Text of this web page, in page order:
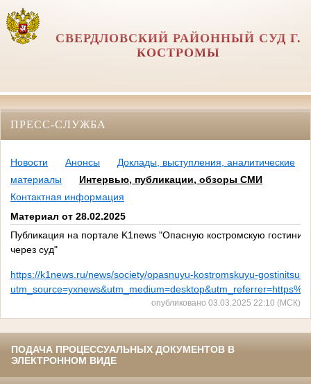
СВЕРДЛОВСКИЙ РАЙОННЫЙ СУД Г.
КОСТРОМЫ
ПРЕСС-СЛУЖБА
Новости Анонсы
Доклады, выступления, аналитические
материалы
Интервью, публикации, обзоры СМИ
Контактная информация
Материал от 28.02.2025
Публикация на портале K1news "Опасную костромскую
через суд"
https://k1news.ru/news/society/opasnuyu-kostromskuyu-gostinitsu-
опубликовано 03.03.2025 22:10 (МСК)
ПОДАЧА ПРОЦЕССУАЛЬНЫХ ДОКУМЕНТОВ В
ЭЛЕКТРОННОМ ВИДЕ